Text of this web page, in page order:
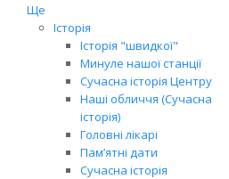
Ще
Історія
Історія "швидкої"
Минуле нашої станції
Сучасна історія Центру
Наші обличчя (Сучасна
історія)
Головні лікарі
Пам’ятні дати
Сучасна історія